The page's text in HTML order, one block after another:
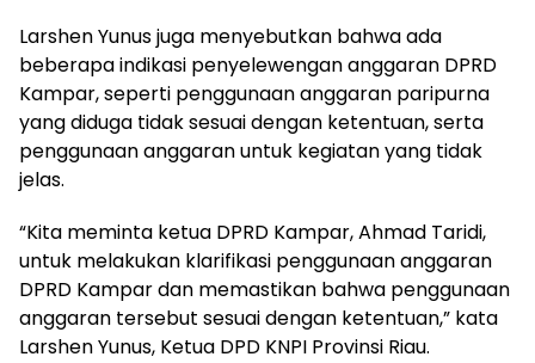
Larshen Yunus juga menyebutkan bahwa ada
beberapa indikasi penyelewengan anggaran DPRD
Kampar, seperti penggunaan anggaran paripurna
yang diduga tidak sesuai dengan ketentuan, serta
penggunaan anggaran untuk kegiatan yang tidak
jelas.
“Kita meminta ketua DPRD Kampar, Ahmad Taridi,
untuk melakukan klarifikasi penggunaan anggaran
DPRD Kampar dan memastikan bahwa penggunaan
anggaran tersebut sesuai dengan ketentuan,” kata
Larshen Yunus, Ketua DPD KNPI Provinsi Riau.